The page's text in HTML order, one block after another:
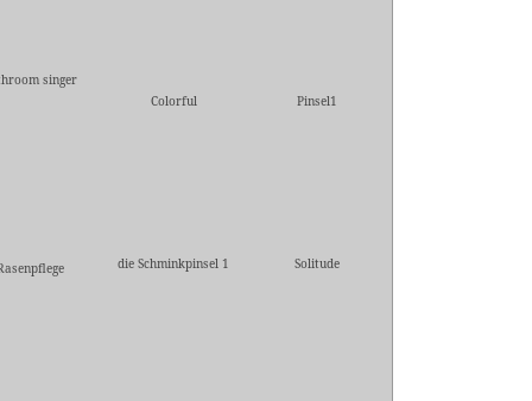
singer
Colorful
Pinsel1
die Schminkpinsel 1 Solitude